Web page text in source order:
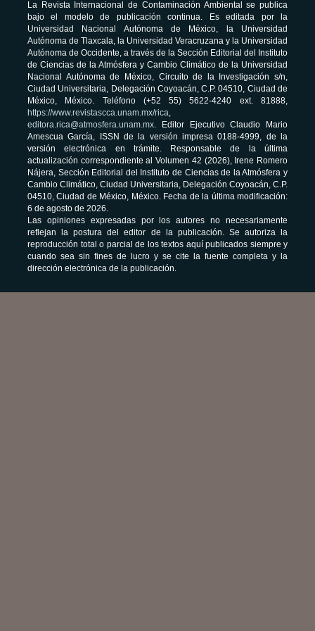
La Revista Internacional de Contaminación Ambiental se publica
bajo el modelo de publicación continua. Es editada por la
Universidad Nacional Autónoma de México, la Universidad
Autónoma de Tlaxcala, la Universidad Veracruzana y la Universidad
Autónoma de Occidente, a través de la Sección Editorial del Instituto
de Ciencias de la Atmósfera y Cambio Climático de la Universidad
Nacional Autónoma de México, Circuito de la Investigación s/n,
Ciudad Universitaria, Delegación Coyoacán, C.P. 04510, Ciudad de
México, México. Teléfono (+52 55) 5622-4240 ext. 81888,
https://www.revistascca.unam.mx/rica,
editora.rica@atmosfera.unam.mx. Editor Ejecutivo Claudio Mario
Amescua García, ISSN de la versión impresa 0188-4999, de la
versión electrónica en trámite. Responsable de la última
actualización correspondiente al Volumen 42 (2026), Irene Romero
Nájera, Sección Editorial del Instituto de Ciencias de la Atmósfera y
Cambio Climático, Ciudad Universitaria, Delegación Coyoacán, C.P.
04510, Ciudad de México, México. Fecha de la última modificación:
6 de agosto de 2026.
Las opiniones expresadas por los autores no necesariamente
reflejan la postura del editor de la publicación. Se autoriza la
reproducción total o parcial de los textos aquí publicados siempre y
cuando sea sin fines de lucro y se cite la fuente completa y la
dirección electrónica de la publicación.